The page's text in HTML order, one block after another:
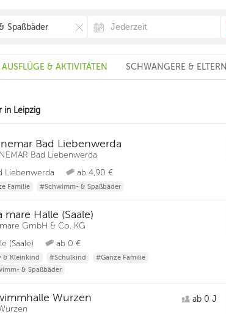
AUSFLÜGE & AKTIVITÄTEN SCHWANGERE & ELTERN
in Leipzig
Bad Liebenwerda
Bad Liebenwerda
Liebenwerda
ab 4,90 €
Familie #Schwimm- & Spaßbäder
mare Halle (Saale)
GmbH & Co. KG
(Saale)
ab 0 €
& Kleinkind #Schulkind
#Ganze Familie
& Spaßbäder
Wurzen ab 0 J